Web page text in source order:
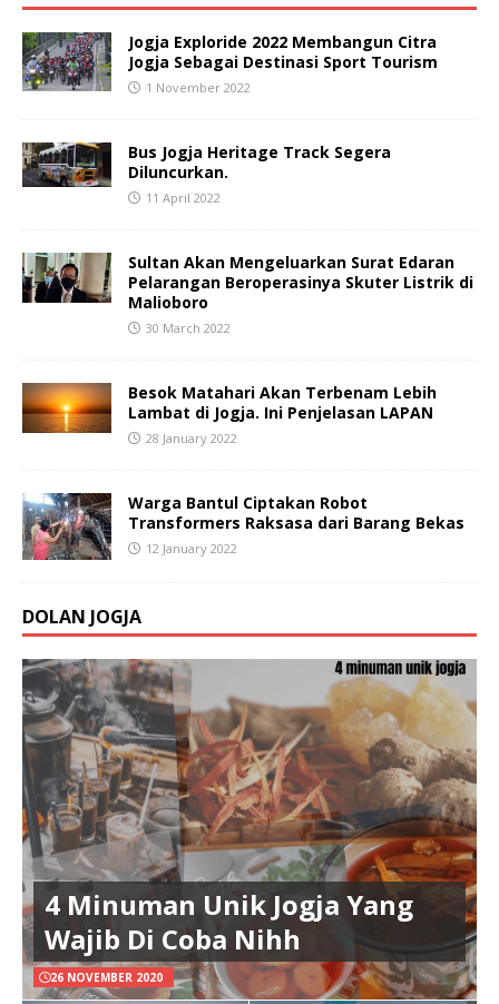
Jogja Exploride 2022 Membangun Citra
Jogja Sebagai Destinasi Sport Tourism
1 November 2022
Bus Jogja Heritage Track Segera
Diluncurkan.
11 April 2022
Sultan Akan Mengeluarkan Surat Edaran
Pelarangan Beroperasinya Skuter Listrik di
Malioboro
30 March 2022
Besok Matahari Akan Terbenam Lebih
Lambat di Jogja. Ini Penjelasan LAPAN
28 January 2022
Warga Bantul Ciptakan Robot
Transformers Raksasa dari Barang Bekas
12 January 2022
DOLAN JOGJA
4 Minuman Unik Jogja Yang
Wajib Di Coba Nihh
26 NOVEMBER 2020